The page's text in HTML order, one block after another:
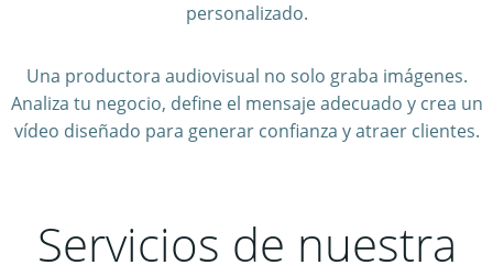
personalizado.
Una productora audiovisual no solo graba imágenes.
Analiza tu negocio, define el mensaje adecuado y crea un
vídeo diseñado para generar confianza y atraer clientes.
Servicios de nuestra